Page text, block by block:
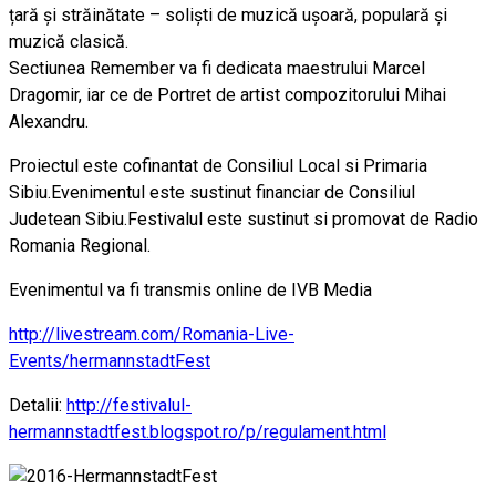
țară și străinătate – soliști de muzică ușoară, populară și
muzică clasică.
Sectiunea Remember va fi dedicata maestrului Marcel
Dragomir, iar ce de Portret de artist compozitorului Mihai
Alexandru.
Proiectul este cofinantat de Consiliul Local si Primaria
Sibiu.Evenimentul este sustinut financiar de Consiliul
Judetean Sibiu.Festivalul este sustinut si promovat de Radio
Romania Regional.
Evenimentul va fi transmis online de IVB Media
http://livestream.com/Romania-Live-
Events/hermannstadtFest
Detalii: http://festivalul-
hermannstadtfest.blogspot.ro/p/regulament.html